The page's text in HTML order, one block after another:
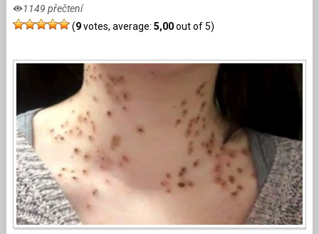
1149 přečtení
(9votes, average: 5,00out of 5)